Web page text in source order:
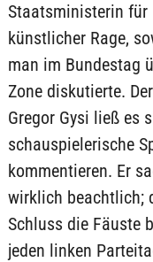
Staatsministerin für
künstlicher Rage,
man im Bundestag
Zone diskutierte.
Gregor Gysi ließ es
schauspielerische
kommentieren. Er
wirklich beachtlich;
Schluss die Fäuste
jeden linken